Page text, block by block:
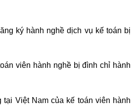
ký hành nghề dịch vụ kế toán bị
viên hành nghề bị đình chỉ hành
tại Việt Nam của kế toán viên hành